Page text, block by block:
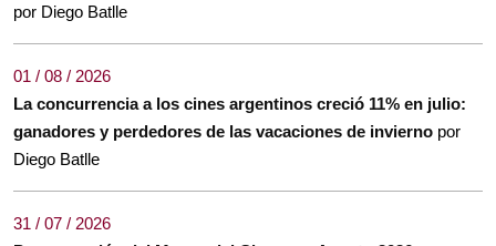
por Diego Batlle
01 / 08 / 2026
La concurrencia a los cines argentinos creció 11% en julio:
ganadores y perdedores de las vacaciones de invierno por
Diego Batlle
31 / 07 / 2026